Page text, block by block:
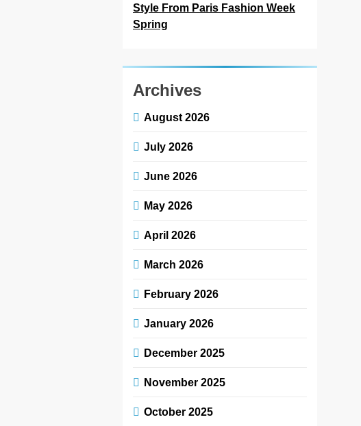
Style From Paris Fashion Week
Spring
Archives
August 2026
July 2026
June 2026
May 2026
April 2026
March 2026
February 2026
January 2026
December 2025
November 2025
October 2025